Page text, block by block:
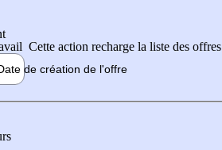
Cette action recharge la liste des offres
de création de l'offre
l'offre